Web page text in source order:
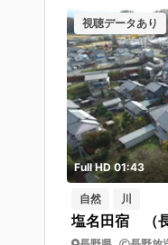
視聴データあり
Full HD 01:43
自然 川
塩名田宿 （